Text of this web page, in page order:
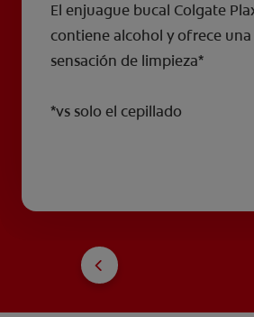
El enjuague bucal Colgate
contiene alcohol y ofrece
sensación de limpieza*
*vs solo el cepillado